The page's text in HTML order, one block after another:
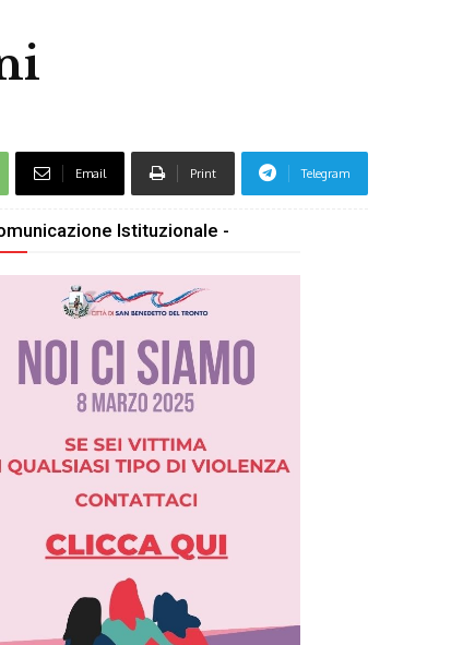
Email Print Telegram
Istituzionale -